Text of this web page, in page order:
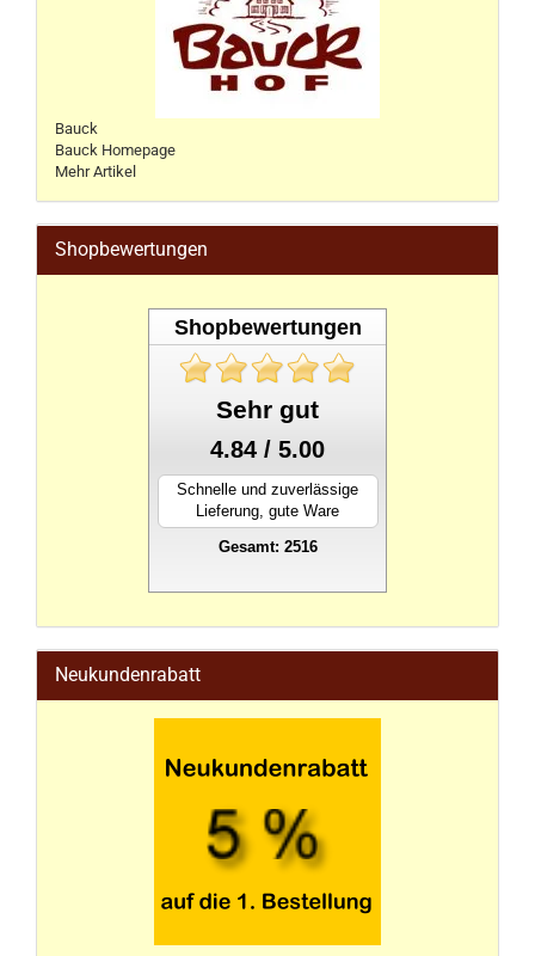
Bauck
Bauck Homepage
Mehr Artikel
Shopbewertungen
Shopbewertungen
Sehr gut
4.84 / 5.00
Schnelle und zuverlässige
Lieferung, gute Ware
Gesamt: 2516
Neukundenrabatt